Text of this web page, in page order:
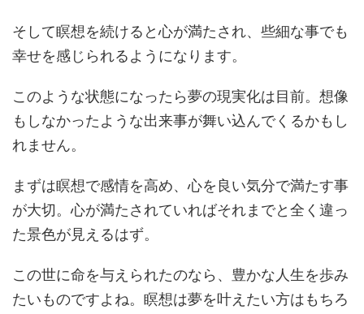
そして瞑想を続けると心が満たされ、些細な事でも
幸せを感じられるようになります。
このような状態になったら夢の現実化は目前。想像
もしなかったような出来事が舞い込んでくるかもし
れません。
まずは瞑想で感情を高め、心を良い気分で満たす事
が大切。心が満たされていればそれまでと全く違っ
た景色が見えるはず。
この世に命を与えられたのなら、豊かな人生を歩み
たいものですよね。瞑想は夢を叶えたい方はもちろ